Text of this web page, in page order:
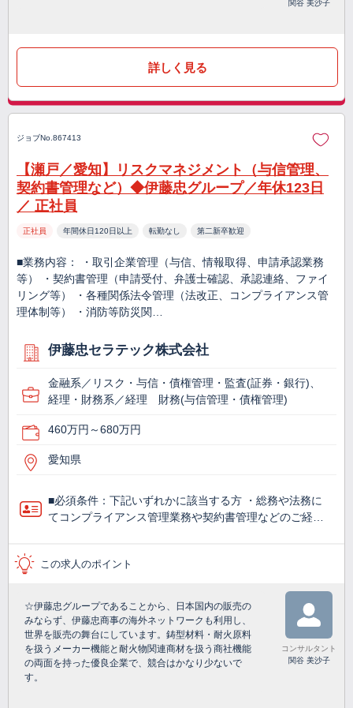
関谷 美沙子
詳しく見る
ジョブNo.867413
【瀬戸／愛知】リスクマネジメント（与信管理、
契約書管理など）◆伊藤忠グループ／年休123日
／ 正社員
正社員 年間休日120日以上 転勤なし 第二新卒歓迎
■業務内容： ・取引企業管理（与信、情報取得、申請承認業務
等） ・契約書管理（申請受付、弁護士確認、承認連絡、ファイ
リング等） ・各種関係法令管理（法改正、コンプライアンス管
理体制等） ・消防等防災関…
伊藤忠セラテック株式会社
金融系／リスク・与信・債権管理・監査(証券・銀行)、
経理・財務系／経理 財務(与信管理・債権管理)
460万円～680万円
愛知県
■必須条件：下記いずれかに該当する方 ・総務や法務に
てコンプライアンス管理業務や契約書管理などのご経…
この求人のポイント
☆伊藤忠グループであることから、日本国内の販売の
みならず、伊藤忠商事の海外ネットワークも利用し、
世界を販売の舞台にしています。鋳型材料・耐火原料
を扱うメーカー機能と耐火物関連商材を扱う商社機能
の両面を持った優良企業で、競合はかなり少ないで
す。
コンサルタント
関谷 美沙子